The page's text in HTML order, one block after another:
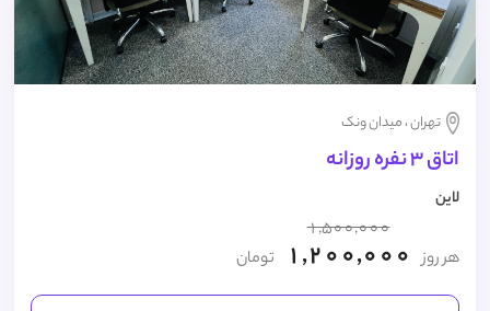
تهران ، میدان ونک
اتاق 3 نفره روزانه
لاین
هر روز
1,500,000
1,200,000 تومان